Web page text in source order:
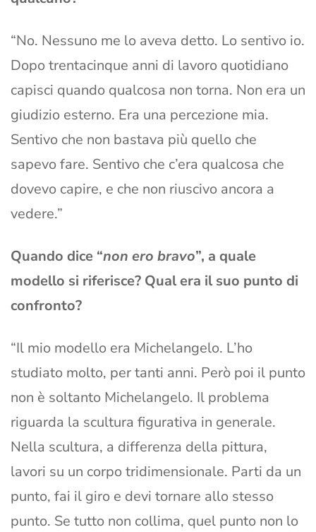
“No. Nessuno me lo aveva detto. Lo sentivo io.
Dopo trentacinque anni di lavoro quotidiano
capisci quando qualcosa non torna. Non era un
giudizio esterno. Era una percezione mia.
Sentivo che non bastava più quello che
sapevo fare. Sentivo che c’era qualcosa che
dovevo capire, e che non riuscivo ancora a
vedere.”
Quando dice “non ero bravo”, a quale
modello si riferisce? Qual era il suo punto di
confronto?
“Il mio modello era Michelangelo. L’ho
studiato molto, per tanti anni. Però poi il punto
non è soltanto Michelangelo. Il problema
riguarda la scultura figurativa in generale.
Nella scultura, a differenza della pittura,
lavori su un corpo tridimensionale. Parti da un
punto, fai il giro e devi tornare allo stesso
punto. Se tutto non collima, quel punto non lo